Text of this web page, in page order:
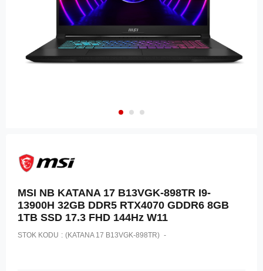
MSI NB KATANA 17 B13VGK-898TR I9-
13900H 32GB DDR5 RTX4070 GDDR6 8GB
1TB SSD 17.3 FHD 144Hz W11
STOK KODU (KATANA 17 B13VGK-898TR)